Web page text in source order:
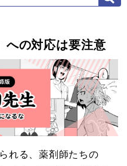
への対応は要注意
れる、薬剤師たちの